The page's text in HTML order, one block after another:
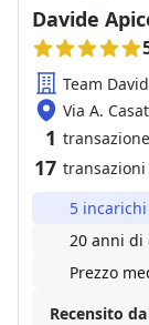
serenità. In
positiva che
Davide
Team
Via A.
1
17
5
20 anni di
Prezzo
Recensito